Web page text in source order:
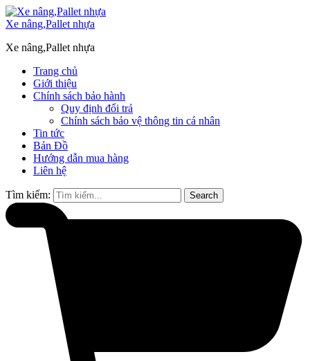
Xe nâng,Pallet nhựa
Xe nâng,Pallet nhựa
Trang chủ
Giới thiệu
Chính sách bảo hành
Quy định đổi trả
Chính sách bảo vệ thông tin cá nhân
Tin tức
Bản Đồ
Hướng dẫn mua hàng
Liên hệ
Tìm kiếm: Search